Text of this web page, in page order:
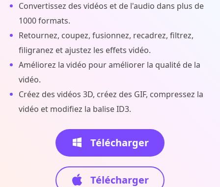
Convertissez des vidéos et de l'audio dans plus de
1000 formats.
Retournez, coupez, fusionnez, recadrez, filtrez,
filigranez et ajustez les effets vidéo.
Améliorez la vidéo pour améliorer la qualité de la
vidéo.
Créez des vidéos 3D, créez des GIF, compressez la
vidéo et modifiez la balise ID3.
Télécharger
Télécharger